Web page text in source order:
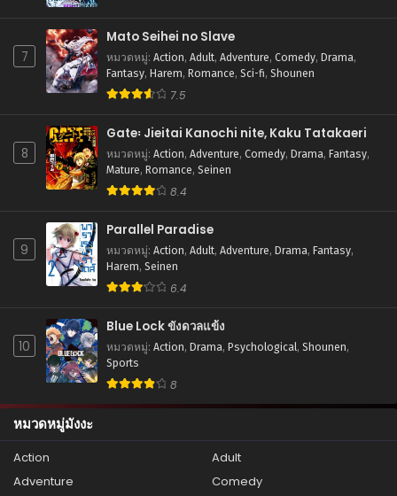
7
Mato Seihei no Slave
หมวดหมู่: Action, Adult, Adventure, Comedy, Drama,
Fantasy, Harem, Romance, Sci-fi, Shounen
7.5
8
Gate꞉ Jieitai Kanochi nite, Kaku Tatakaeri
หมวดหมู่: Action, Adventure, Comedy, Drama, Fantasy,
Mature, Romance, Seinen
8.4
9
Parallel Paradise
หมวดหมู่: Action, Adult, Adventure, Drama, Fantasy,
Harem, Seinen
6.4
10
Blue Lock ขังดวลแข้ง
หมวดหมู่: Action, Drama, Psychological, Shounen,
Sports
8
หมวดหมู่มังงะ
Action
Adult
Adventure
Comedy